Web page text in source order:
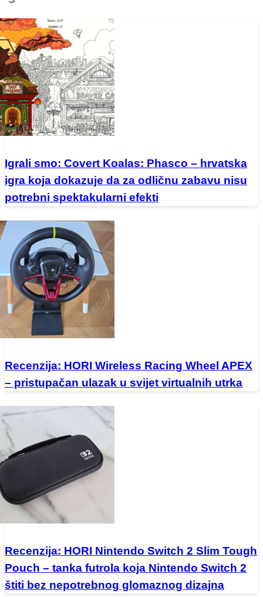
Igrali smo: Covert Koalas: Phasco – hrvatska
igra koja dokazuje da za odličnu zabavu nisu
potrebni spektakularni efekti
Recenzija: HORI Wireless Racing Wheel APEX
– pristupačan ulazak u svijet virtualnih utrka
Recenzija: HORI Nintendo Switch 2 Slim Tough
Pouch – tanka futrola koja Nintendo Switch 2
štiti bez nepotrebnog glomaznog dizajna